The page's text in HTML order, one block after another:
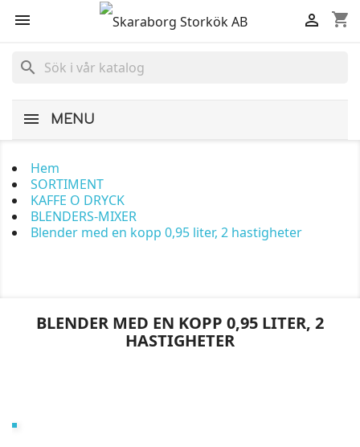
 shopping_cart

search
MENU
Hem
SORTIMENT
KAFFE O DRYCK
BLENDERS-MIXER
Blender med en kopp 0,95 liter, 2 hastigheter
BLENDER MED EN KOPP 0,95 LITER, 2
HASTIGHETER